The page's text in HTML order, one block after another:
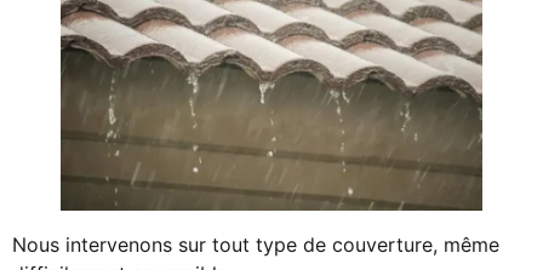
Nous intervenons sur tout type de couverture, même